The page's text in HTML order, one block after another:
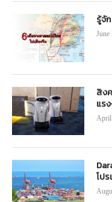
รู้จั
June
สิง
แร
April
โป